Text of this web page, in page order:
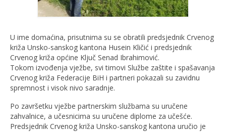
U ime domaćina, prisutnima su se obratili predsjednik Crvenog
križa Unsko-sanskog kantona Husein Kličić i predsjednik
Crvenog križa općine Ključ Senad Ibrahimović.
Tokom izvođenja vježbe, svi timovi Službe zaštite i spašavanja
Crvenog križa Federacije BiH i partneri pokazali su zavidnu
spremnost i visok nivo saradnje.
Po završetku vježbe partnerskim službama su uručene
zahvalnice, a učesnicima su uručene diplome za učešće.
Predsjednik Crvenog križa Unsko-sanskog kantona uručio je